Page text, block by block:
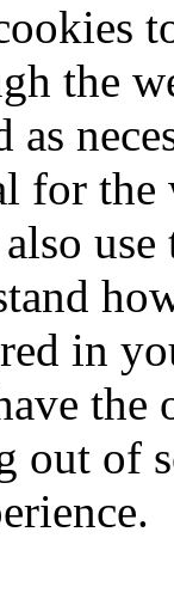
the
as
for
in
out of